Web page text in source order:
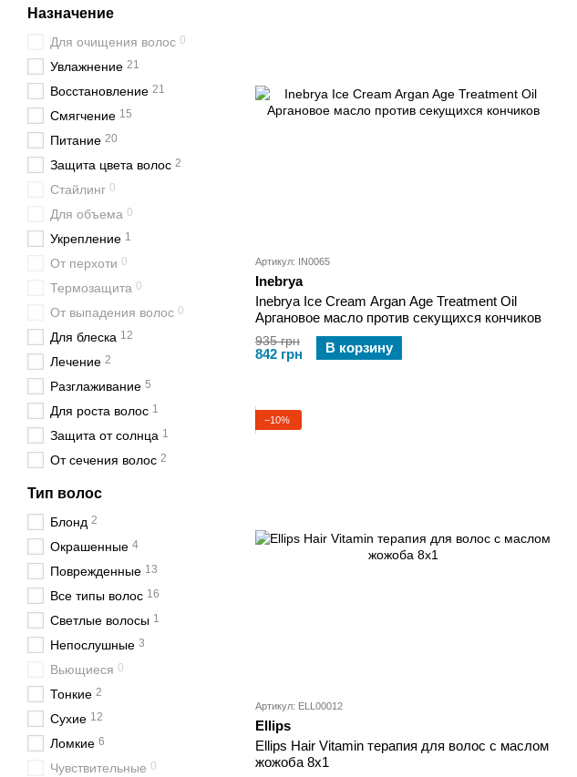
Артикул: IN0065
Inebrya
Inebrya Ice Cream Argan Age Treatment Oil
Аргановое масло против секущихся кончиков
935 грн
842 грн В корзину
−10%
Артикул: ELL00012
Ellips
Ellips Hair Vitamin терапия для волос с маслом
жожоба 8х1
Назначение
Для очищения волос 0
Увлажнение 21
Восстановление 21
Смягчение 15
Питание 20
Защита цвета волос 2
Стайлинг 0
Для объема 0
Укрепление 1
От перхоти 0
Термозащита 0
От выпадения волос 0
Для блеска 12
Лечение 2
Разглаживание 5
Для роста волос 1
Защита от солнца 1
От сечения волос 2
Тип волос
Блонд 2
Окрашенные 4
Поврежденные 13
Все типы волос 16
Светлые волосы 1
Непослушные 3
Вьющиеся 0
Тонкие 2
Сухие 12
Ломкие 6
Чувствительные 0